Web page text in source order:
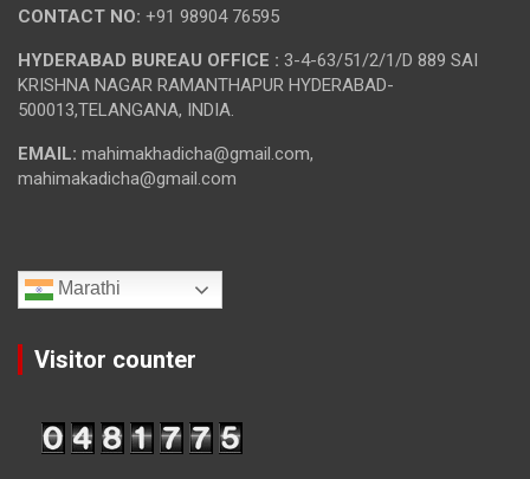
CONTACT NO: +91 98904 76595
HYDERABAD BUREAU OFFICE : 3-4-63/51/2/1/D 889 SAI
KRISHNA NAGAR RAMANTHAPUR HYDERABAD-
500013,TELANGANA, INDIA.
EMAIL: mahimakhadicha@gmail.com,
mahimakadicha@gmail.com
Marathi
Visitor counter